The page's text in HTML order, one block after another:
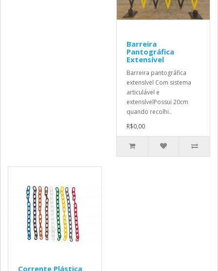
Barreira
Pantográfica
Extensível
Barreira pantográfica
extensível Com sistema
articulável e
extensívelPossui 20cm
quando recolhi..
R$0,00
Corrente Plástica